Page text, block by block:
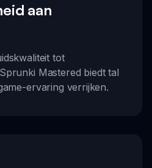
aan
tot
Mastered biedt tal
ervaring verrijken.